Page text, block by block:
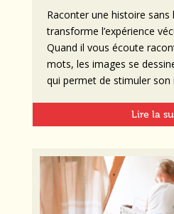
Raconter une histoire sans
transforme l’expérience
Quand il vous écoute
mots, les images se
qui permet de stimuler son
Lire la